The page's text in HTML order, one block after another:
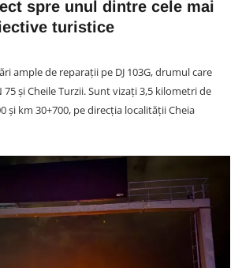
spre unul dintre cele mai
turistice
ample de reparații pe DJ 103G, drumul care
și Cheile Turzii. Sunt vizați 3,5 kilometri de
și km 30+700, pe direcția localității Cheia